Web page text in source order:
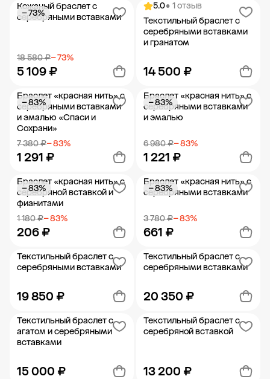
Добавить в корзину Добавить в корзину
Кожаный браслет с
серебряными вставками
18 580 ₽− 73%
5 109 ₽
− 73%
Добавить в корзину
5.0• 1 отзыв
Текстильный браслет с
серебряными вставками
и гранатом
14 500 ₽
Добавить в корзину
Браслет «красная нить» с
серебряными вставками
и эмалью «Спаси и
Сохрани»
7 380 ₽− 83%
1 291 ₽
− 83%
Добавить в корзину
Браслет «красная нить» с
серебряными вставками
и эмалью
6 980 ₽− 83%
1 221 ₽
− 83%
Добавить в корзину
Браслет «красная нить» с
серебряной вставкой и
фианитами
1 180 ₽− 83%
206 ₽
− 83%
Добавить в корзину
Браслет «красная нить» с
серебряными вставками
3 780 ₽− 83%
661 ₽
− 83%
Добавить в корзину
Текстильный браслет с
серебряными вставками
19 850 ₽
Добавить в корзину
Текстильный браслет с
серебряными вставками
20 350 ₽
Добавить в корзину
Текстильный браслет с
агатом и серебряными
вставками
15 000 ₽
Текстильный браслет с
серебряной вставкой
13 200 ₽